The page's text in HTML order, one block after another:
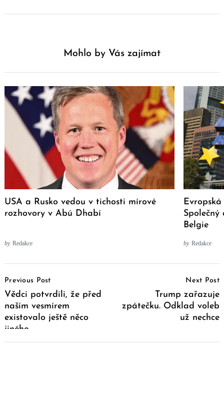
Mohlo by Vás zajímat
USA a Rusko vedou v tichosti mírové
rozhovory v Abú Dhabí
by Redakce
Evropská
Belgie
by Redakce
Navigation
Previous Post
Vědci potvrdili, že před
naším vesmírem
existovalo ještě něco
jiného
Next Post
Trump zařazuje
zpátečku. Odklad voleb
už nechce